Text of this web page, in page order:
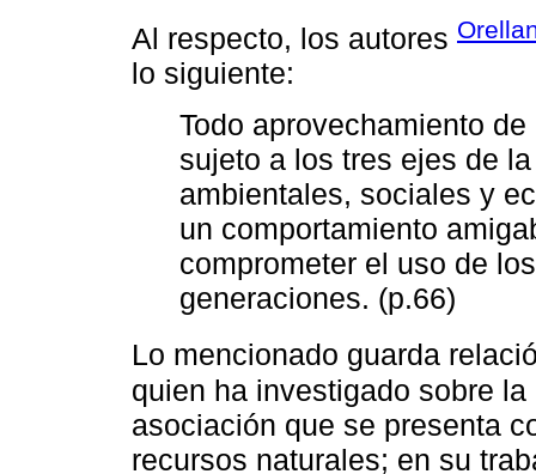
Al respecto, los autores
lo siguiente:
Todo aprovechamiento
sujeto a los tres ejes de
ambientales, sociales y
un comportamiento
comprometer el uso de
generaciones. (p.66)
Lo mencionado guarda
quien ha investigado sobre
asociación que se presenta
recursos naturales; en su